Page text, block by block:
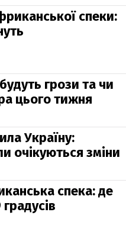
спеки:
грози та чи
цього тижня
Україну:
очікуються зміни
спека: де